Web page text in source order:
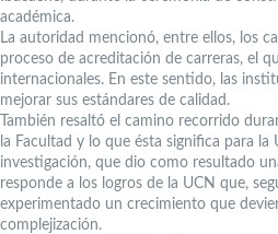
académica.
La autoridad mencionó, entre ellos, los
proceso de acreditación de carreras, el
internacionales. En este sentido, las
mejorar sus estándares de calidad.
También resaltó el camino recorrido
la Facultad y lo que ésta significa para
investigación, que dio como resultado
responde a los logros de la UCN que,
experimentado un crecimiento que
complejización.